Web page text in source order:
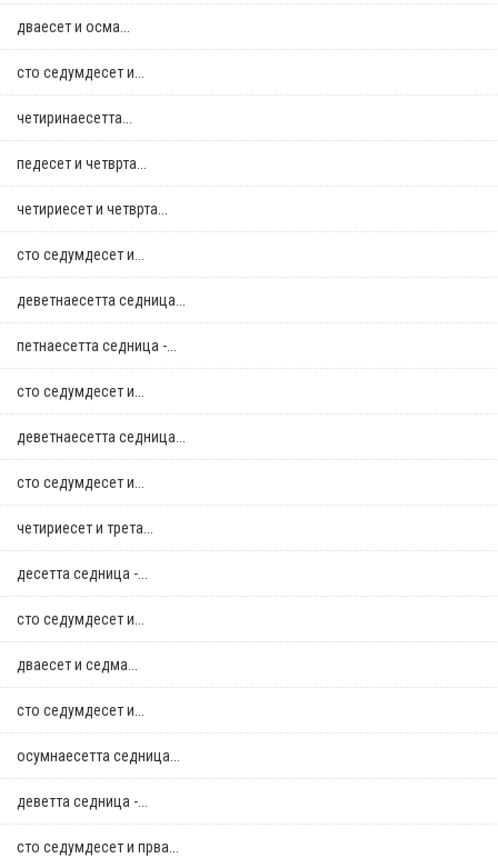
дваесет и осма...
сто седумдесет и...
четиринаесетта...
педесет и четврта...
четириесет и четврта...
сто седумдесет и...
деветнаесетта седница...
петнаесетта седница -...
сто седумдесет и...
деветнаесетта седница...
сто седумдесет и...
четириесет и трета...
десетта седница -...
сто седумдесет и...
дваесет и седма...
сто седумдесет и...
осумнaесетта седница...
деветта седница -...
сто седумдесет и прва...